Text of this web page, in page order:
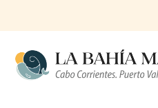
contenido